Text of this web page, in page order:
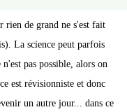
rien de grand ne s'est fait
La science peut parfois
pas possible, alors on
est révisionniste et donc
un autre jour... dans ce